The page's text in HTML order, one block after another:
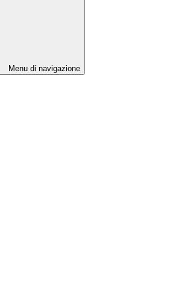
Menu di navigazione